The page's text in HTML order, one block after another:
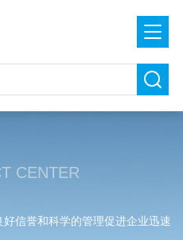
CENTER
信誉和科学的管理促进企业迅速